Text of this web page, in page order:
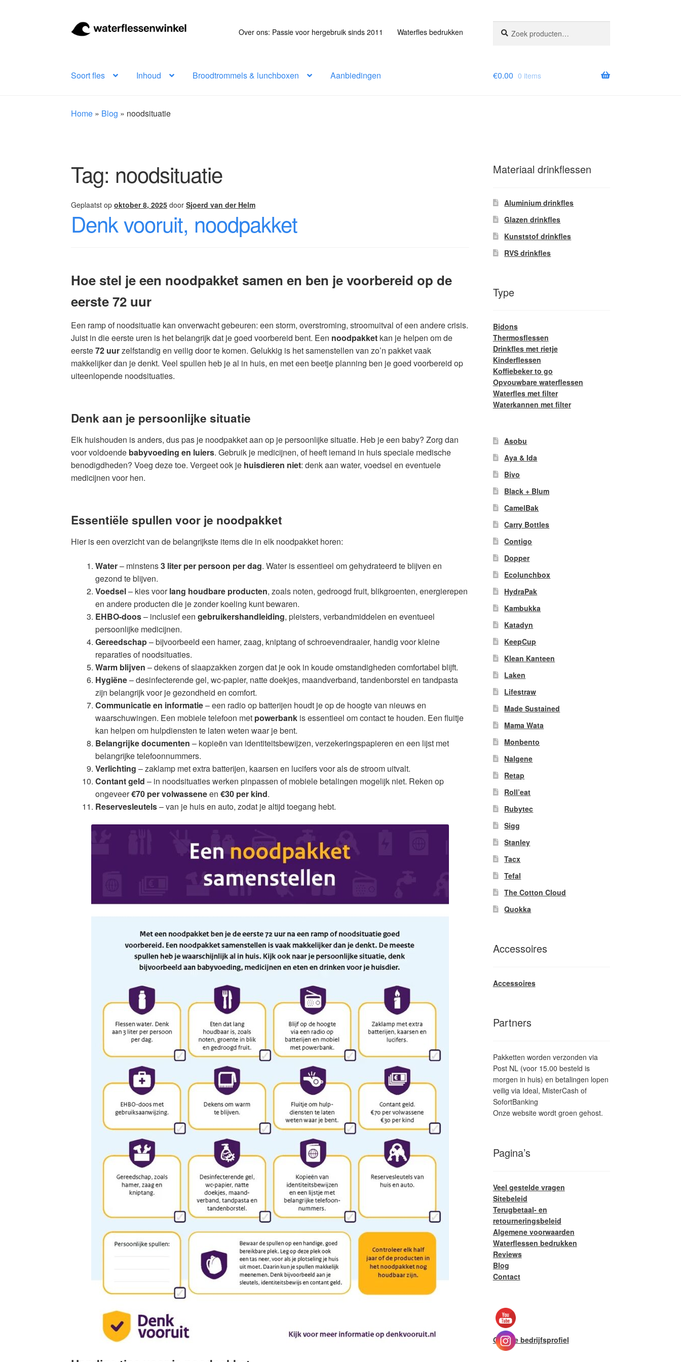
Ga
door
Ga
naar
Over ons: Passie voor hergebruik sinds 2011 Waterfles bedrukken
naar:
Soort fles Inhoud Broodtrommels & lunchboxen Aanbiedingen €0.00 0 items
Home » Blog » noodsituatie
Tag: noodsituatie
Geplaatst opoktober 8, 2025 doorSjoerd van der Helm
Denk vooruit, noodpakket
Hoe stel je een noodpakket samen en ben je voorbereid op de
eerste 72 uur
Een ramp of noodsituatie kan onverwacht gebeuren: een storm, overstroming, stroomuitval of een andere crisis.
Juist in die eerste uren is het belangrijk dat je goed voorbereid bent. Een noodpakket kan je helpen om de
eerste72 uurzelfstandig en veilig door te komen. Gelukkig is het samenstellen van zo’n pakket vaak
makkelijker dan je denkt. Veel spullen heb je al in huis, en met een beetje planning ben je goed voorbereid op
uiteenlopende noodsituaties.
Denk aan je persoonlijke situatie
Elk huishouden is anders, dus pas je noodpakket aan op je persoonlijke situatie. Heb je een baby? Zorg dan
voor voldoende babyvoeding en luiers. Gebruik je medicijnen, of heeft iemand in huis speciale medische
benodigdheden? Voeg deze toe. Vergeet ook je huisdieren niet: denk aan water, voedsel en eventuele
medicijnen voor hen.
Essentiële spullen voor je noodpakket
Hier is een overzicht van de belangrijkste items die in elk noodpakket horen:
Water– minstens3 liter per persoon per dag. Water is essentieel om gehydrateerd te blijven en
gezond te blijven.
Voedsel– kies voorlang houdbare producten, zoals noten, gedroogd fruit, blikgroenten, energierepen
en andere producten die je zonder koeling kunt bewaren.
EHBO-doos– inclusief eengebruikershandleiding, pleisters, verbandmiddelen en eventueel
persoonlijke medicijnen.
Gereedschap– bijvoorbeeld een hamer, zaag, kniptang of schroevendraaier, handig voor kleine
reparaties of noodsituaties.
Warm blijven – dekens of slaapzakken zorgen dat je ook in koude omstandigheden comfortabel blijft.
Hygiëne– desinfecterende gel, wc-papier, natte doekjes, maandverband, tandenborstel en tandpasta
zijn belangrijk voor je gezondheid en comfort.
Communicatie en informatie– een radio op batterijen houdt je op de hoogte van nieuws en
waarschuwingen. Een mobiele telefoon met powerbank is essentieel om contact te houden. Een fluitje
kan helpen om hulpdiensten te laten weten waar je bent.
Belangrijke documenten – kopieën van identiteitsbewijzen, verzekeringspapieren en een lijst met
belangrijke telefoonnummers.
Verlichting – zaklamp met extra batterijen, kaarsen en lucifers voor als de stroom uitvalt.
Contant geld – in noodsituaties werken pinpassen of mobiele betalingen mogelijk niet. Reken op
ongeveer€70 per volwasseneen€30 per kind.
Reservesleutels– van je huis en auto, zodat je altijd toegang hebt.
Materiaal drinkflessen
Aluminium drinkfles
Glazen drinkfles
Kunststof drinkfles
RVS drinkfles
Type
Bidons
Thermosflessen
Drinkfles met rietje
Kinderflessen
Koffiebeker to go
Opvouwbare waterflessen
Waterfles met filter
Waterkannen met filter
Asobu
Aya & Ida
Bivo
Black + Blum
CamelBak
Carry Bottles
Contigo
Dopper
Ecolunchbox
HydraPak
Kambukka
Katadyn
KeepCup
Klean Kanteen
Laken
Lifestraw
Made Sustained
Mama Wata
Monbento
Nalgene
Retap
Roll’eat
Rubytec
Sigg
Stanley
Tacx
Tefal
The Cotton Cloud
Quokka
Accessoires
Accessoires
Partners
Pakketten worden verzonden via
Post NL (voor 15.00 besteld is
morgen in huis) en betalingen lopen
veilig via Ideal, MisterCash of
SofortBanking
Onze website wordt groen gehost.
Pagina’s
Veel gestelde vragen
Sitebeleid
Terugbetaal- en
retourneringsbeleid
Algemene voorwaarden
Waterflessen bedrukken
Reviews
Blog
Contact
Google bedrijfsprofiel